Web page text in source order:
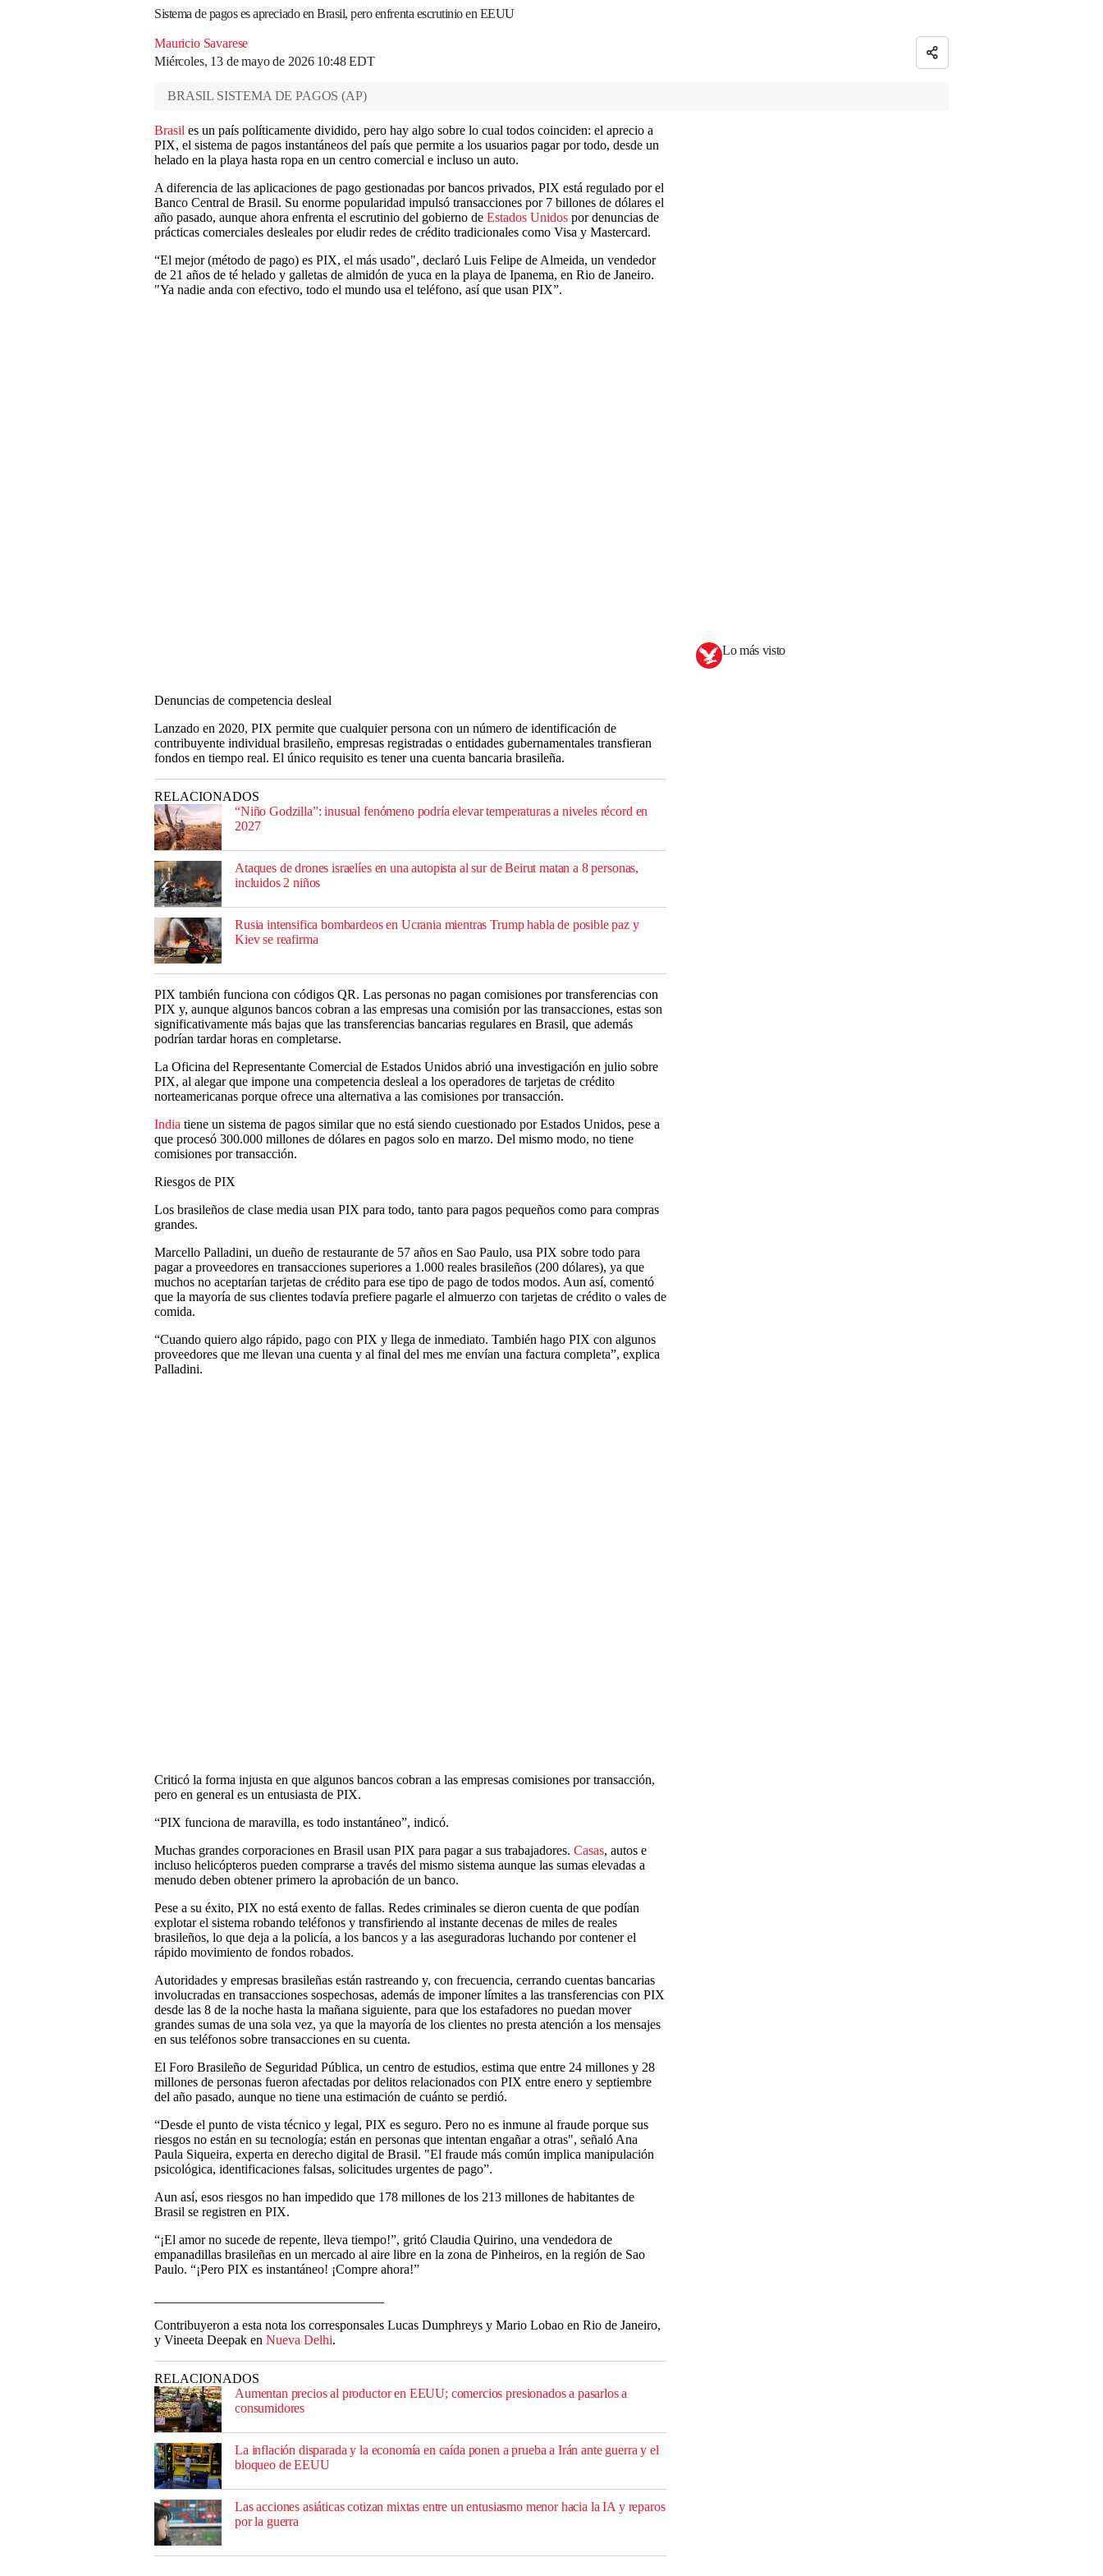
Sistema de pagos es apreciado en Brasil, pero enfrenta escrutinio en EEUU
Mauricio Savarese
Miércoles, 13 de mayo de 2026 10:48 EDT
BRASIL SISTEMA DE PAGOS (AP)
Brasil es un país políticamente dividido, pero hay algo sobre lo cual todos coinciden: el aprecio a
PIX, el sistema de pagos instantáneos del país que permite a los usuarios pagar por todo, desde un
helado en la playa hasta ropa en un centro comercial e incluso un auto.
A diferencia de las aplicaciones de pago gestionadas por bancos privados, PIX está regulado por el
Banco Central de Brasil. Su enorme popularidad impulsó transacciones por 7 billones de dólares el
año pasado, aunque ahora enfrenta el escrutinio del gobierno de Estados Unidos por denuncias de
prácticas comerciales desleales por eludir redes de crédito tradicionales como Visa y Mastercard.
“El mejor (método de pago) es PIX, el más usado", declaró Luis Felipe de Almeida, un vendedor
de 21 años de té helado y galletas de almidón de yuca en la playa de Ipanema, en Rio de Janeiro.
"Ya nadie anda con efectivo, todo el mundo usa el teléfono, así que usan PIX”.
Denuncias de competencia desleal
Lanzado en 2020, PIX permite que cualquier persona con un número de identificación de
contribuyente individual brasileño, empresas registradas o entidades gubernamentales transfieran
fondos en tiempo real. El único requisito es tener una cuenta bancaria brasileña.
RELACIONADOS
“Niño Godzilla”: inusual fenómeno podría elevar temperaturas a niveles récord en
2027
Ataques de drones israelíes en una autopista al sur de Beirut matan a 8 personas,
incluidos 2 niños
Rusia intensifica bombardeos en Ucrania mientras Trump habla de posible paz y
Kiev se reafirma
PIX también funciona con códigos QR. Las personas no pagan comisiones por transferencias con
PIX y, aunque algunos bancos cobran a las empresas una comisión por las transacciones, estas son
significativamente más bajas que las transferencias bancarias regulares en Brasil, que además
podrían tardar horas en completarse.
La Oficina del Representante Comercial de Estados Unidos abrió una investigación en julio sobre
PIX, al alegar que impone una competencia desleal a los operadores de tarjetas de crédito
norteamericanas porque ofrece una alternativa a las comisiones por transacción.
India tiene un sistema de pagos similar que no está siendo cuestionado por Estados Unidos, pese a
que procesó 300.000 millones de dólares en pagos solo en marzo. Del mismo modo, no tiene
comisiones por transacción.
Riesgos de PIX
Los brasileños de clase media usan PIX para todo, tanto para pagos pequeños como para compras
grandes.
Marcello Palladini, un dueño de restaurante de 57 años en Sao Paulo, usa PIX sobre todo para
pagar a proveedores en transacciones superiores a 1.000 reales brasileños (200 dólares), ya que
muchos no aceptarían tarjetas de crédito para ese tipo de pago de todos modos. Aun así, comentó
que la mayoría de sus clientes todavía prefiere pagarle el almuerzo con tarjetas de crédito o vales de
comida.
“Cuando quiero algo rápido, pago con PIX y llega de inmediato. También hago PIX con algunos
proveedores que me llevan una cuenta y al final del mes me envían una factura completa”, explica
Palladini.
Criticó la forma injusta en que algunos bancos cobran a las empresas comisiones por transacción,
pero en general es un entusiasta de PIX.
“PIX funciona de maravilla, es todo instantáneo”, indicó.
Muchas grandes corporaciones en Brasil usan PIX para pagar a sus trabajadores. Casas, autos e
incluso helicópteros pueden comprarse a través del mismo sistema aunque las sumas elevadas a
menudo deben obtener primero la aprobación de un banco.
Pese a su éxito, PIX no está exento de fallas. Redes criminales se dieron cuenta de que podían
explotar el sistema robando teléfonos y transfiriendo al instante decenas de miles de reales
brasileños, lo que deja a la policía, a los bancos y a las aseguradoras luchando por contener el
rápido movimiento de fondos robados.
Autoridades y empresas brasileñas están rastreando y, con frecuencia, cerrando cuentas bancarias
involucradas en transacciones sospechosas, además de imponer límites a las transferencias con PIX
desde las 8 de la noche hasta la mañana siguiente, para que los estafadores no puedan mover
grandes sumas de una sola vez, ya que la mayoría de los clientes no presta atención a los mensajes
en sus teléfonos sobre transacciones en su cuenta.
El Foro Brasileño de Seguridad Pública, un centro de estudios, estima que entre 24 millones y 28
millones de personas fueron afectadas por delitos relacionados con PIX entre enero y septiembre
del año pasado, aunque no tiene una estimación de cuánto se perdió.
“Desde el punto de vista técnico y legal, PIX es seguro. Pero no es inmune al fraude porque sus
riesgos no están en su tecnología; están en personas que intentan engañar a otras", señaló Ana
Paula Siqueira, experta en derecho digital de Brasil. "El fraude más común implica manipulación
psicológica, identificaciones falsas, solicitudes urgentes de pago”.
Aun así, esos riesgos no han impedido que 178 millones de los 213 millones de habitantes de
Brasil se registren en PIX.
“¡El amor no sucede de repente, lleva tiempo!”, gritó Claudia Quirino, una vendedora de
empanadillas brasileñas en un mercado al aire libre en la zona de Pinheiros, en la región de Sao
Paulo. “¡Pero PIX es instantáneo! ¡Compre ahora!”
Contribuyeron a esta nota los corresponsales Lucas Dumphreys y Mario Lobao en Rio de Janeiro,
y Vineeta Deepak en Nueva Delhi.
RELACIONADOS
Aumentan precios al productor en EEUU; comercios presionados a pasarlos a
consumidores
La inflación disparada y la economía en caída ponen a prueba a Irán ante guerra y el
bloqueo de EEUU
Las acciones asiáticas cotizan mixtas entre un entusiasmo menor hacia la IA y reparos
por la guerra
Lo más visto